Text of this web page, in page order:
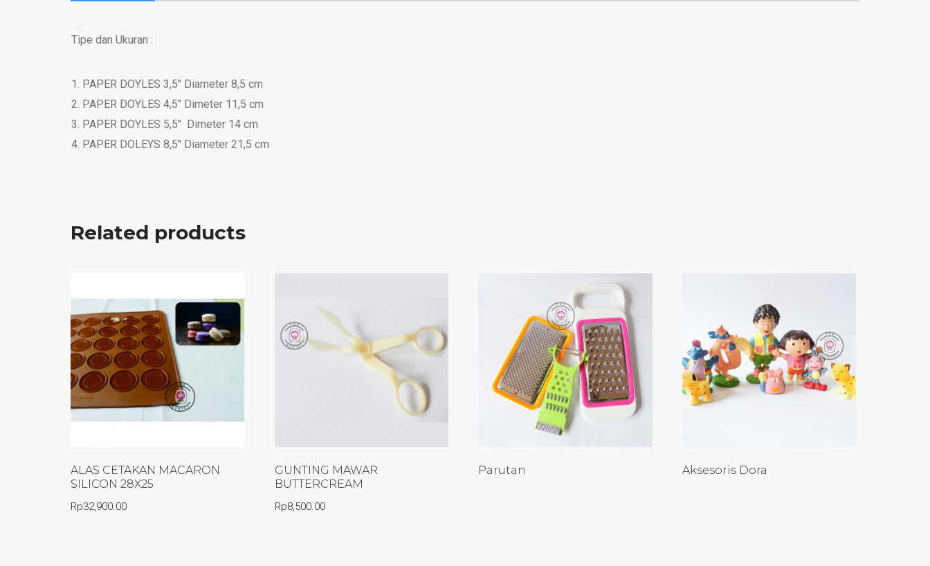
Tipe dan Ukuran :
1. PAPER DOYLES 3,5″ Diameter 8,5 cm
2. PAPER DOYLES 4,5″ Dimeter 11,5 cm
3. PAPER DOYLES 5,5″ Dimeter 14 cm
4. PAPER DOLEYS 8,5″ Diameter 21,5 cm
Related products
ALAS CETAKAN MACARON
SILICON 28X25
Rp32,900.00
GUNTING MAWAR
BUTTERCREAM
Rp8,500.00
Parutan Aksesoris Dora